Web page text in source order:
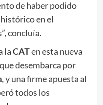
de haber podido
en el
concluía.
laCATen esta nueva
desembarca por
, y una firme apuesta al
todos los